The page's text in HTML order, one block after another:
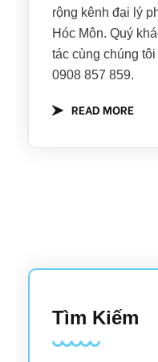
rộng kênh đại lý
Hóc Môn. Quý
tác cùng chúng
0908 857 859.
READ MORE
Tìm Kiếm